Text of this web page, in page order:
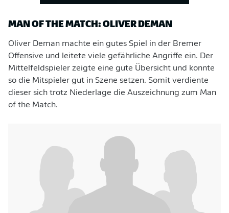
MAN OF THE MATCH: OLIVER DEMAN
Oliver Deman machte ein gutes Spiel in der Bremer
Offensive und leitete viele gefährliche Angriffe ein. Der
Mittelfeldspieler zeigte eine gute Übersicht und konnte
so die Mitspieler gut in Szene setzen. Somit verdiente
dieser sich trotz Niederlage die Auszeichnung zum Man
of the Match.